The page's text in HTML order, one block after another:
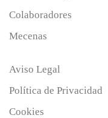
Colaboradores
Mecenas
Aviso Legal
Política de Privacidad
Cookies